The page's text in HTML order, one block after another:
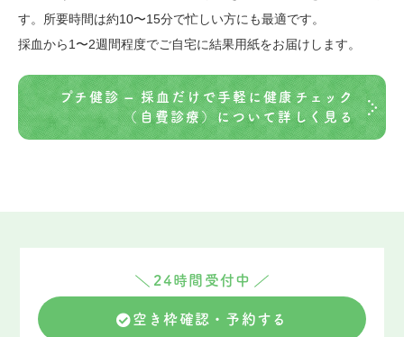
す。所要時間は約10〜15分で忙しい方にも最適です。
採血から1〜2週間程度でご自宅に結果用紙をお届けします。
プチ健診 – 採血だけで手軽に健康チェック
（自費診療）について詳しく見る
24時間受付中
空き枠確認・予約する